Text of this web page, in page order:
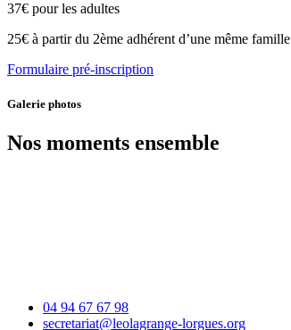
37€ pour les adultes
25€ à partir du 2ème adhérent d’une même famille
Formulaire pré-inscription
Galerie photos
Nos moments ensemble
04 94 67 67 98
secretariat@leolagrange-lorgues.org